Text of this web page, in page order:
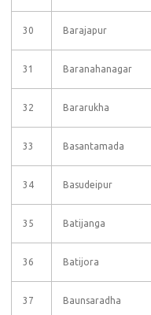
30 Barajapur
31 Baranahanagar
32 Bararukha
33 Basantamada
34 Basudeipur
35 Batijanga
36 Batijora
37 Baunsaradha